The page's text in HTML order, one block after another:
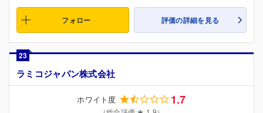
フォロー 評価の詳細を見る
23
ラミコジャパン株式会社
ホワイト度 1.7